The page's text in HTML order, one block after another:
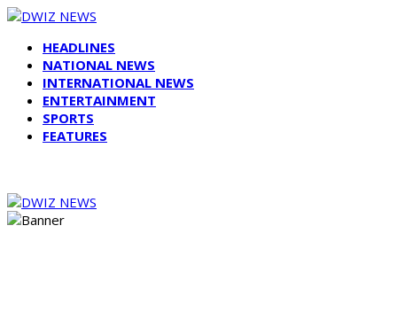
HEADLINES
NATIONAL NEWS
INTERNATIONAL NEWS
ENTERTAINMENT
SPORTS
FEATURES